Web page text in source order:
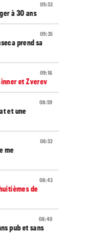
09:53
à 30 ans
09:35
prend sa
09:16
et Zverev
08:59
et une
08:52
me
08:43
de
08:40
pub et sans